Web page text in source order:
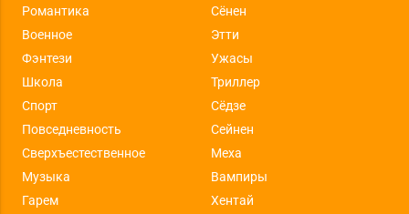
Романтика
Сёнен
Военное
Этти
Фэнтези
Ужасы
Школа
Триллер
Спорт
Сёдзе
Повседневность
Сейнен
Сверхъестественное
Меха
Музыка
Вампиры
Гарем
Хентай